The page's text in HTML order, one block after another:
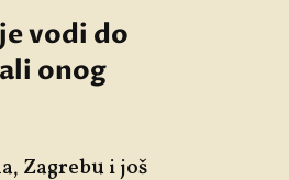
vodi do
onog
Zagrebu i još